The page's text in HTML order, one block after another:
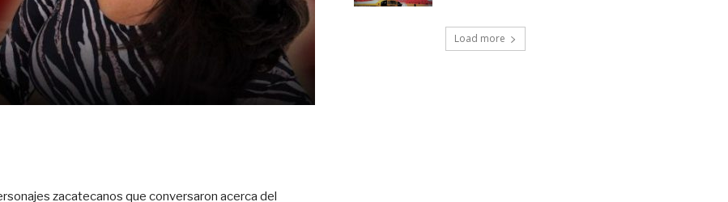
zacatecanos que conversaron acerca del
Load more